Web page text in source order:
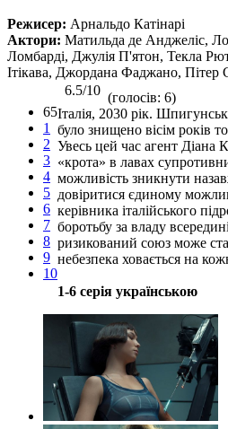
Режисер: Арнальдо Катінарі
Актори: Матильда де Анджеліс,
Ломбарді, Джулія П'ятон, Текла
Ітікава, Джордана Фаджано, Пітер
65
1
2
3
4
5
6
7
8
9
10
6.5/10 (голосів: 6)
Італія, 2030 рік.
було знищено вісім років
Увесь цей час агент Діана
«крота» в лавах
можливість зникнути
довіритися єдиному
керівника італійського
боротьбу за владу
ризикований союз може
небезпека ховається на
1-6 серія українською